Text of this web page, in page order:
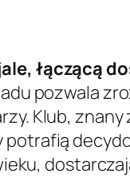
łączącą
pozwala
Klub,